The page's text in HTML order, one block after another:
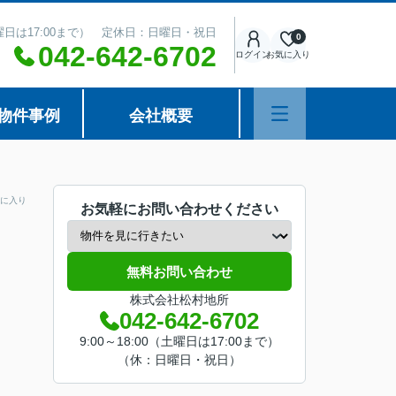
日は17:00まで） 定休日：日曜日・祝日
042-642-6702 ログインお気に入り
0
件事例 会社概要
入り
お気軽にお問い合わせください
無料お問い合わせ
株式会社松村地所
042-642-6702
9:00～18:00（土曜日は17:00まで）
（休：日曜日・祝日）